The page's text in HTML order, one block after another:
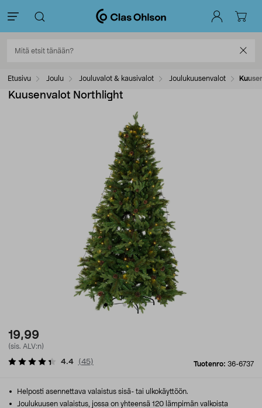
Etusivu Joulu Jouluvalot & kausivalot Joulukuusenvalot
Kuusenvalot Northlight
19,99
(sis. ALV:n)
Tuotenro: 36-6737
4.4 (45)
Helposti asennettava valaistus sisä- tai ulkokäyttöön.
Joulukuusen valaistus, jossa on yhteensä 120 lämpimän valkoista